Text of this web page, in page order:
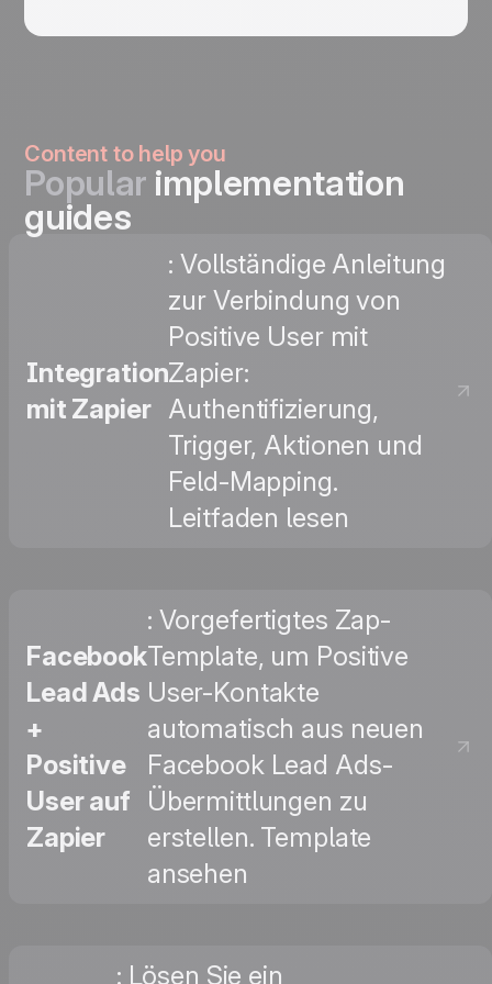
Content to help you
Popular implementation
guides
Integration
mit Zapier
: Vollständige Anleitung
zur Verbindung von
Positive User mit
Zapier:
Authentifizierung,
Trigger, Aktionen und
Feld-Mapping.
Leitfaden lesen
Facebook
Lead Ads
+
Positive
User auf
Zapier
: Vorgefertigtes Zap-
Template, um Positive
User-Kontakte
automatisch aus neuen
Facebook Lead Ads-
Übermittlungen zu
erstellen. Template
ansehen
: Lösen Sie ein